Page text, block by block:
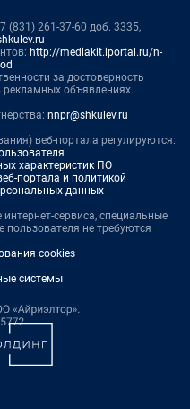
(831) 261-37-60 доб. 3335,
http://mediakit.iportal.ru/n-
за достоверность
объявлениях.
nnpr@shkulev.ru
веб-портала регулируются:
характеристик ПО
портала и политикой
данных
сервиса, специальные
пользователя не требуются
cookies
системы